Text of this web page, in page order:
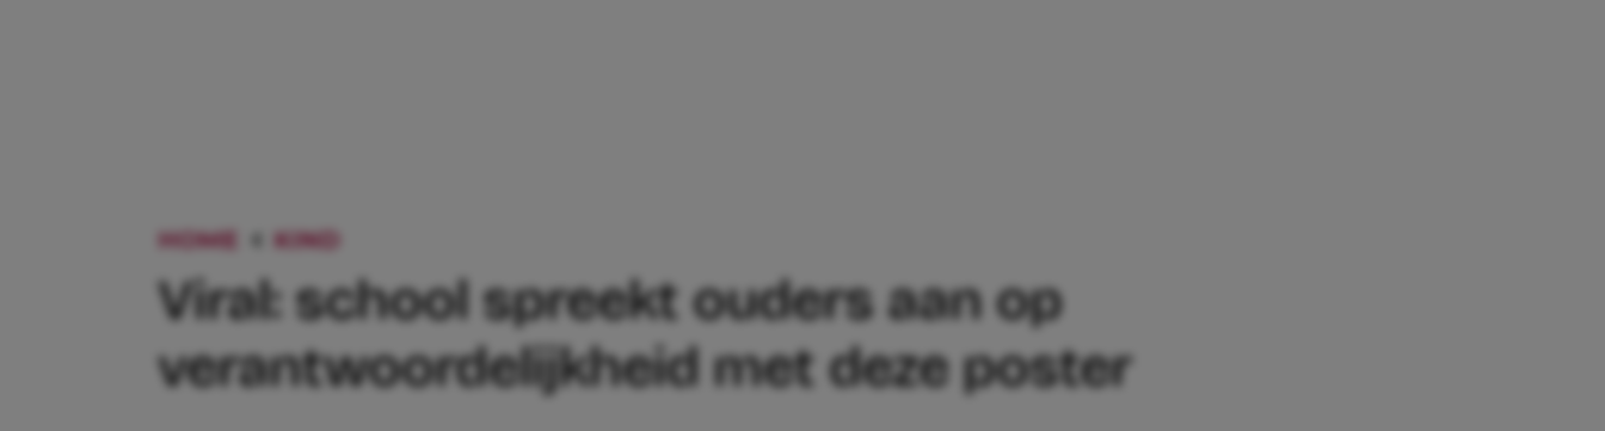
HOME KIND
Viral: school spreekt ouders aan op
verantwoordelijkheid met deze poster